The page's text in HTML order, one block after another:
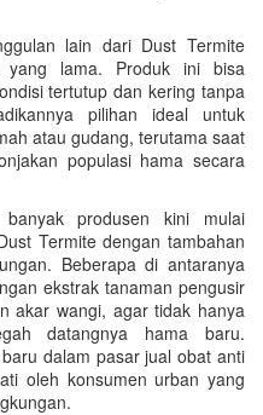
lain dari Dust Termite
yang lama. Produk ini bisa
tertutup dan kering tanpa
pilihan ideal untuk
atau gudang, terutama saat
populasi hama secara
banyak produsen kini mulai
Termite dengan tambahan
Beberapa di antaranya
ekstrak tanaman pengusir
akar wangi, agar tidak hanya
datangnya hama baru.
dalam pasar jual obat anti
oleh konsumen urban yang